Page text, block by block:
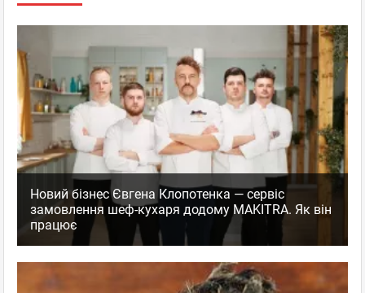
Новий бізнес Євгена Клопотенка — сервіс
замовлення шеф-кухаря додому MAKITRA. Як він
працює